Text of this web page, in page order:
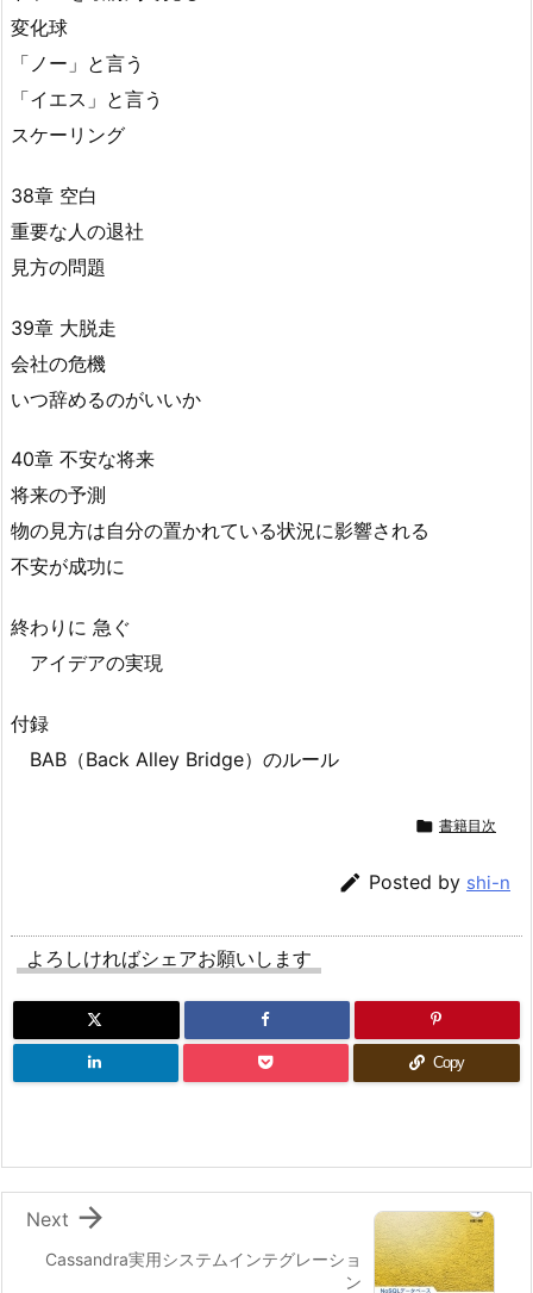
変化球
「ノー」と言う
「イエス」と言う
スケーリング
38章 空白
重要な人の退社
見方の問題
39章 大脱走
会社の危機
いつ辞めるのがいいか
40章 不安な将来
将来の予測
物の見方は自分の置かれている状況に影響される
不安が成功に
終わりに 急ぐ
アイデアの実現
付録
BAB（Back Alley Bridge）のルール
 書籍目次
 Posted by shi-n
よろしければシェアお願いします
Copy
Cassandra実用システムインテグレーショ
ン

Next